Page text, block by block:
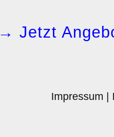
→ Jetzt
Impressum